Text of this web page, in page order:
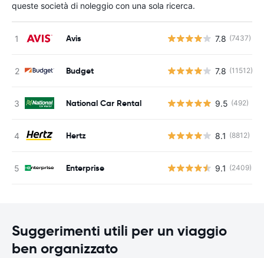
queste società di noleggio con una sola ricerca.
Avis 7.8 (7437)
Budget 7.8 (11512)
National Car Rental 9.5 (492)
Hertz 8.1 (8812)
Enterprise 9.1 (2409)
Suggerimenti utili per un viaggio
ben organizzato